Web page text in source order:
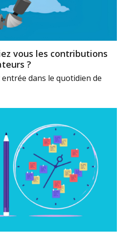
vous les contributions
?
dans le quotidien de